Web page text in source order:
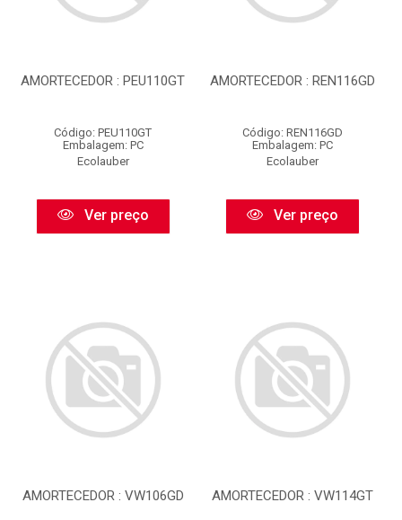
AMORTECEDOR : PEU110GT
Código: PEU110GT
Embalagem: PC
Ecolauber
Ver preço
AMORTECEDOR : REN116GD
Código: REN116GD
Embalagem: PC
Ecolauber
Ver preço
AMORTECEDOR : VW106GD AMORTECEDOR : VW114GT